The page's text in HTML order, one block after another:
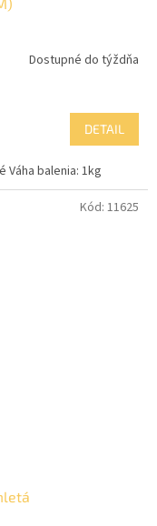
Dostupné do týždňa
DETAIL
balenia: 1kg
Kód: 11625